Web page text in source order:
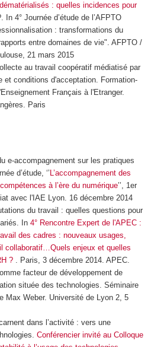
: quelles incidences pour
In 4° Journée d’étude de l’AFPTO
: transformations du
entre domaines de vie". AFPTO /
21 mars 2015
au travail coopératif médiatisé par
et conditions d'acceptation. Formation-
Français à l'Etranger.
Paris
e-accompagnement sur les pratiques
d’étude, ‘’ L’accompagnement des
à l’ère du numérique’’, 1er
avec l'IAE Lyon. 16 décembre 2014
du travail : quelles questions pour
In 4° Rencontre Expert de l'APEC :
des cadres : nouveaux usages,
collaboratif…Quels enjeux et quelles
? . Paris, 3 décembre 2014. APEC.
facteur de développement de
située des technologies. Séminaire
Max Weber. Université de Lyon 2, 5
dans l’activité : vers une
Conférencier invité au Colloque